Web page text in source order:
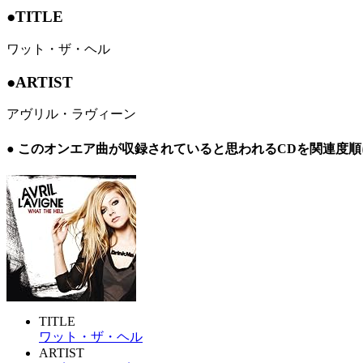
●TITLE
ワット・ザ・ヘル
●ARTIST
アヴリル・ラヴィーン
● このオンエア曲が収録されていると思われるCDを関連度
TITLE
ワット・ザ・ヘル
ARTIST